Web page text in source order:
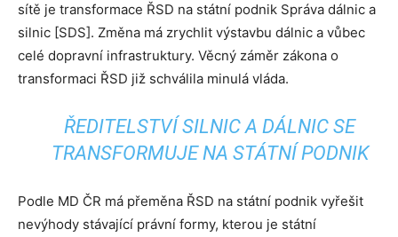
sítě je transformace ŘSD na státní podnik Správa dálnic a
silnic [SDS]. Změna má zrychlit výstavbu dálnic a vůbec
celé dopravní infrastruktury. Věcný záměr zákona o
transformaci ŘSD již schválila minulá vláda.
ŘEDITELSTVÍ SILNIC A DÁLNIC SE
TRANSFORMUJE NA STÁTNÍ PODNIK
Podle MD ČR má přeměna ŘSD na státní podnik vyřešit
nevýhody stávající právní formy, kterou je státní